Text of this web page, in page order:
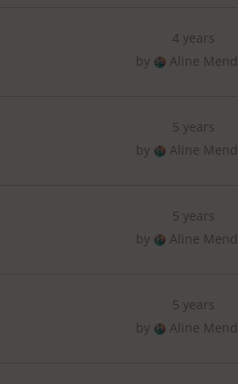
4 years
by
Aline
5 years
by
Aline
5 years
by
Aline
5 years
by
Aline